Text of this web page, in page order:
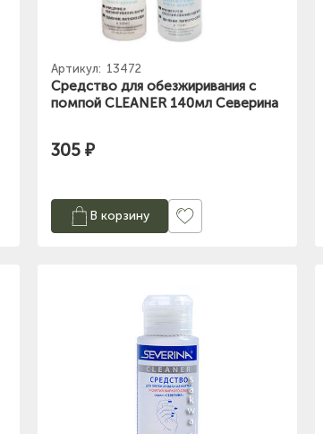
Артикул: 13472
Средство для обезжиривания с
помпой CLEANER 140мл Северина
305 ₽
В корзину